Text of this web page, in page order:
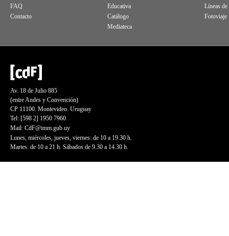
FAQ
Contacto
Educativa
Catálogo
Mediateca
Líneas
Fotoviaje
Av. 18 de Julio 885
(entre Andes y Convención)
CP 11100. Montevideo. Uruguay
Tel: [598 2] 1950 7960
Mail: CdF@imm.gub.uy
Lunes, miércoles, jueves, viernes: de 10 a 19.30 h.
Martes: de 10 a 21 h. Sábados de 9.30 a 14.30 h.